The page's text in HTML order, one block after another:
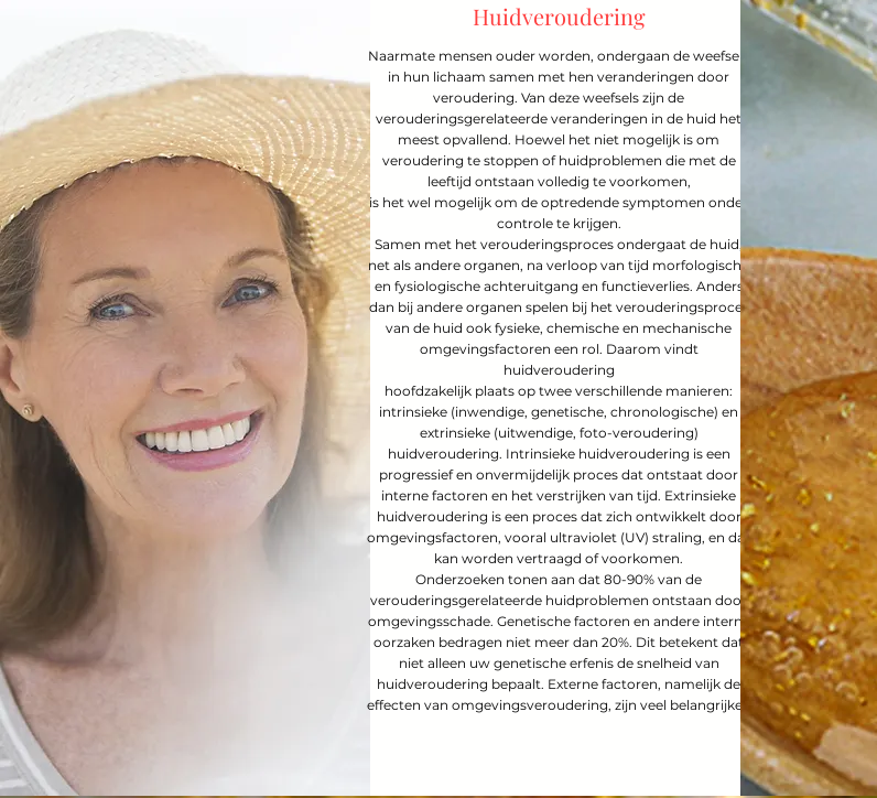
Huidveroudering
Naarmate mensen ouder worden, ondergaan de weefsels
in hun lichaam samen met hen veranderingen door
veroudering. Van deze weefsels zijn de
verouderingsgerelateerde veranderingen in de huid het
meest opvallend. Hoewel het niet mogelijk is om
veroudering te stoppen of huidproblemen die met de
leeftijd ontstaan volledig te voorkomen,
is het wel mogelijk om de optredende symptomen onder
controle te krijgen.
Samen met het verouderingsproces ondergaat de huid,
net als andere organen, na verloop van tijd morfologische
en fysiologische achteruitgang en functieverlies. Anders
dan bij andere organen spelen bij het verouderingsproces
van de huid ook fysieke, chemische en mechanische
omgevingsfactoren een rol. Daarom vindt
huidveroudering
hoofdzakelijk plaats op twee verschillende manieren:
intrinsieke (inwendige, genetische, chronologische) en
extrinsieke (uitwendige, foto-veroudering)
huidveroudering. Intrinsieke huidveroudering is een
progressief en onvermijdelijk proces dat ontstaat door
interne factoren en het verstrijken van tijd. Extrinsieke
huidveroudering is een proces dat zich ontwikkelt door
omgevingsfactoren, vooral ultraviolet (UV) straling, en dat
kan worden vertraagd of voorkomen.
Onderzoeken tonen aan dat 80-90% van de
verouderingsgerelateerde huidproblemen ontstaan door
omgevingsschade. Genetische factoren en andere interne
oorzaken bedragen niet meer dan 20%. Dit betekent dat
niet alleen uw genetische erfenis de snelheid van
huidveroudering bepaalt. Externe factoren, namelijk de
effecten van omgevingsveroudering, zijn veel belangrijker.